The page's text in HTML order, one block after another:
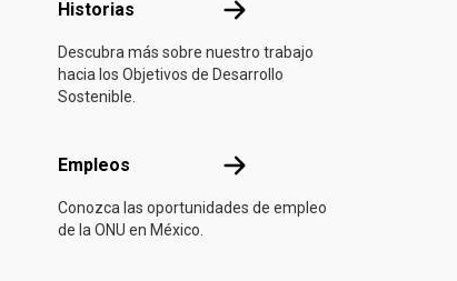
Historias Historias
Descubra más sobre nuestro trabajo
hacia los Objetivos de Desarrollo
Sostenible.
Empleos Empleos
Conozca las oportunidades de empleo
de la ONU en México.